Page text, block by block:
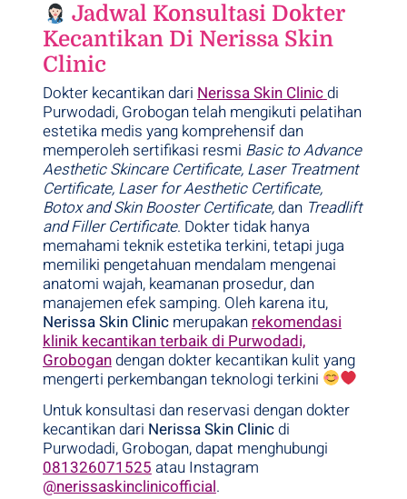
Jadwal Konsultasi Dokter
Kecantikan Di Nerissa Skin
Clinic
Dokter kecantikan dari Nerissa Skin Clinicdi
Purwodadi, Grobogan telah mengikuti pelatihan
estetika medis yang komprehensif dan
memperoleh sertifikasi resmi Basic to Advance
Aesthetic Skincare Certificate, Laser Treatment
Certificate, Laser for Aesthetic Certificate,
Botox and Skin Booster Certificate,dan Treadlift
and Filler Certificate. Dokter tidak hanya
memahami teknik estetika terkini, tetapi juga
memiliki pengetahuan mendalam mengenai
anatomi wajah, keamanan prosedur, dan
manajemen efek samping. Oleh karena itu,
Nerissa Skin Clinicmerupakan rekomendasi
klinik kecantikan terbaik di Purwodadi,
Grobogandengan dokter kecantikan kulit yang
mengerti perkembangan teknologi terkini
Untuk konsultasi dan reservasi dengan dokter
kecantikan dari Nerissa Skin Clinicdi
Purwodadi, Grobogan, dapat menghubungi
081326071525 atau Instagram
@nerissaskinclinicofficial.